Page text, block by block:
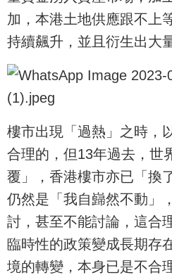
加，本港土地供應跟不上
持續飆升，並且衍生出大
樓市出現「過熱」之時，
合理的，但13年過去，世
覆」，香港樓市亦已「換
仍然是「我自巋然不動」
討，甚至不能討論，這合
臨時性的政策變成長期存
境的轉變，本身已是不合